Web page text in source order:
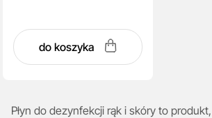
do koszyka
Płyn do dezynfekcji rąk i skóry to